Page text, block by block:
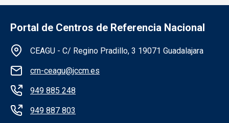
Portal de Centros de Referencia Nacional
Información de la institución CEAGU
CEAGU - C/ Regino Pradillo, 3 19071 Guadalajara
crn-ceagu@jccm.es
949 885 248
949 887 803